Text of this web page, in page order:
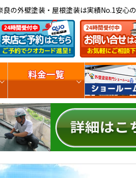
良の外壁塗装・屋根塗装は実績No.1安心
料金一覧